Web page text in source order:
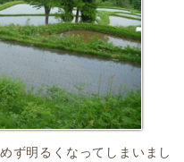
ず明るくなってしまいまし